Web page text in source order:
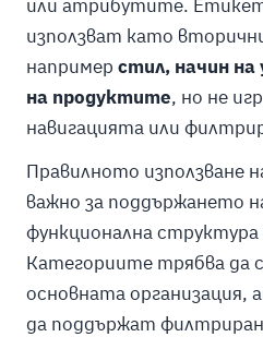
или атрибутите.
използват като
например стил, начин
на продуктите, но не
навигацията или
Правилното използване
важно за поддържането
функционална структура
Категориите трябва да
основната
да поддържат